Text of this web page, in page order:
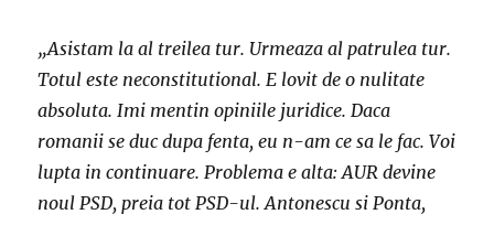
„Asistam la al treilea tur. Urmeaza al patrulea tur.
Totul este neconstitutional. E lovit de o nulitate
absoluta. Imi mentin opiniile juridice. Daca
romanii se duc dupa fenta, eu n-am ce sa le fac. Voi
lupta in continuare. Problema e alta: AUR devine
noul PSD, preia tot PSD-ul. Antonescu si Ponta,